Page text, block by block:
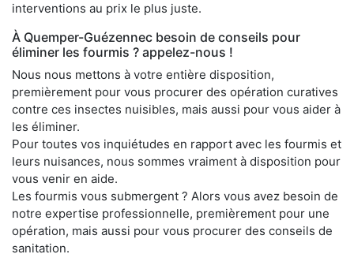
interventions au prix le plus juste.
À Quemper-Guézennec besoin de conseils pour
éliminer les fourmis ? appelez-nous !
Nous nous mettons à votre entière disposition,
premièrement pour vous procurer des opération curatives
contre ces insectes nuisibles, mais aussi pour vous aider à
les éliminer.
Pour toutes vos inquiétudes en rapport avec les fourmis et
leurs nuisances, nous sommes vraiment à disposition pour
vous venir en aide.
Les fourmis vous submergent ? Alors vous avez besoin de
notre expertise professionnelle, premièrement pour une
opération, mais aussi pour vous procurer des conseils de
sanitation.